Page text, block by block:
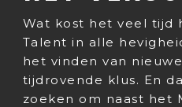
Wat kost het veel tijd
Talent in alle
het vinden van
tijdrovende klus. En
zoeken om naast het